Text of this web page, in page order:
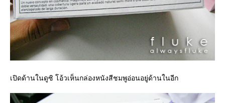
เปิดด้านในดูซิ โอ้วเห็นกล่องหนังสีชมพูอ่อนอยู่ด้านในอีก